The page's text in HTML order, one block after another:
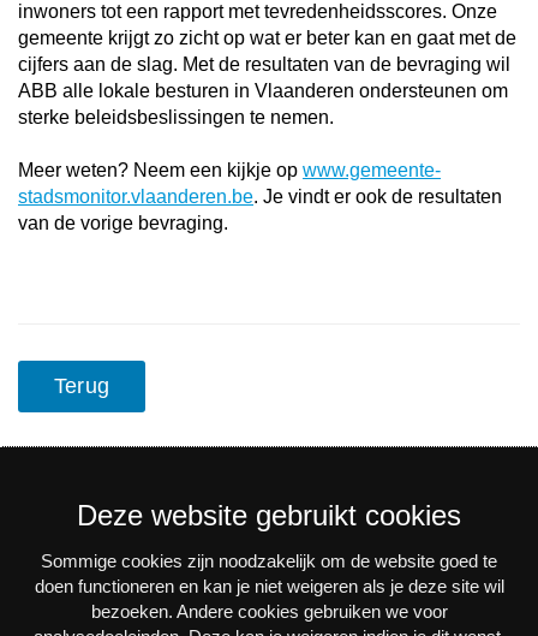
inwoners tot een rapport met tevredenheidsscores. Onze
gemeente krijgt zo zicht op wat er beter kan en gaat met de
cijfers aan de slag. Met de resultaten van de bevraging wil
ABB alle lokale besturen in Vlaanderen ondersteunen om
sterke beleidsbeslissingen te nemen.
Meer weten? Neem een kijkje op www.gemeente-
stadsmonitor.vlaanderen.be. Je vindt er ook de resultaten
van de vorige bevraging.
Terug
Nieuwsbrief
Via e-mail op de hoogte blijven van alle nieuws en
Deze website gebruikt cookies
Sommige cookies zijn noodzakelijk om de website goed te
doen functioneren en kan je niet weigeren als je deze site wil
bezoeken. Andere cookies gebruiken we voor